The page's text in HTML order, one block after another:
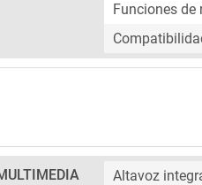
Funciones de
Altavoz